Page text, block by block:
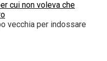
cui non voleva che
vecchia per indossare